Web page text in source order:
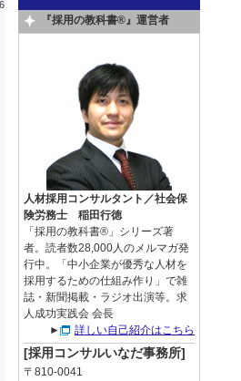
『採用の教科書®』運営者
人材採用コンサルタント／社会保
険労務士 稲田行徳
「採用の教科書®」シリーズ著
者。読者数28,000人のメルマガ発
行中。「中小企業が優秀な人材を
採用するための仕組み作り」で雑
誌・新聞掲載・ラジオ出演等。求
人成功実践会 会長
►
詳しい自己紹介はこちら
[採用コンサルいなだ事務所]
〒810-0041